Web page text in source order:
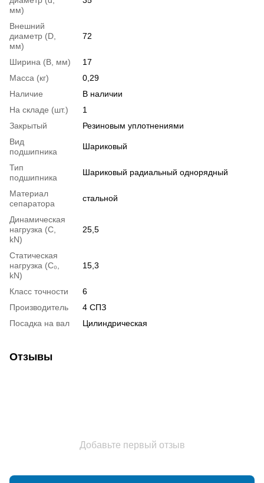
мм)
Внешний
диаметр (D,
мм)
72
Ширина (B, мм)
17
Масса (кг)
0,29
Наличие
В наличии
На складе (шт.)
1
Закрытый
Резиновым уплотнениями
Вид
подшипника
Шариковый
Тип
подшипника
Шариковый радиальный однорядный
Материал
сепаратора
стальной
Динамическая
нагрузка (С,
kN)
25,5
Статическая
нагрузка (С₀,
kN)
15,3
Класс точности
6
Производитель
4 СПЗ
Посадка на вал
Цилиндрическая
Отзывы
Добавьте первый отзыв